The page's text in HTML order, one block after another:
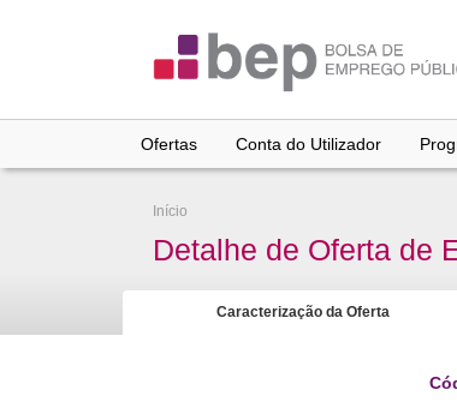
Ofertas Conta do Utilizador
Início
Detalhe de Oferta de
Caracterização da Oferta